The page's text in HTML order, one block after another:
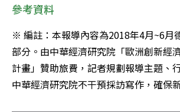
參考資料
※ 編註：本報導內容為2018年4月~6月
部分。由中華經濟研究院「歐洲創新經
計畫」贊助旅費，記者規劃報導主題、
中華經濟研究院不干預採訪寫作，確保